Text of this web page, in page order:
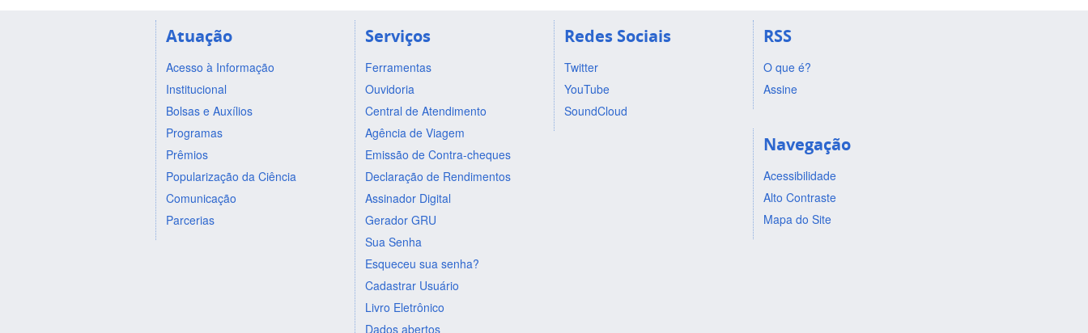
Atuação
Acesso à Informação
Institucional
Bolsas e Auxílios
Programas
Prêmios
Popularização da Ciência
Comunicação
Parcerias
Serviços
Ferramentas
Ouvidoria
Central de Atendimento
Agência de Viagem
Emissão de Contra-cheques
Declaração de Rendimentos
Assinador Digital
Gerador GRU
Sua Senha
Esqueceu sua senha?
Cadastrar Usuário
Livro Eletrônico
Dados abertos
Redes Sociais
Twitter
YouTube
SoundCloud
RSS
O que é?
Assine
Navegação
Acessibilidade
Alto Contraste
Mapa do Site